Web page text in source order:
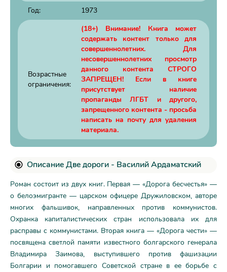
Год:
1973
Возрастные
ограничения:
(18+) Внимание! Книга может
содержать контент только для
совершеннолетних. Для
несовершеннолетних просмотр
данного контента СТРОГО
ЗАПРЕЩЕН! Если в книге
присутствует наличие
пропаганды ЛГБТ и другого,
запрещенного контента - просьба
написать на почту для удаления
материала.
Описание Две дороги - Василий Ардаматский
Роман состоит из двух книг. Первая — «Дорога бесчестья» —
о белоэмигранте — царском офицере Дружиловском, авторе
многих фальшивок, направленных против коммунистов.
Охранка капиталистических стран использовала их для
расправы с коммунистами. Вторая книга — «Дорога чести» —
посвящена светлой памяти известного болгарского генерала
Владимира Заимова, выступившего против фашизации
Болгарии и помогавшего Советской стране в ее борьбе с